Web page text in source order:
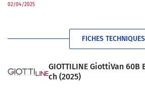
02/04/2025
FICHES TECHNIQUES
GIOTTILINE GiottiVan 60B
ch (2025)